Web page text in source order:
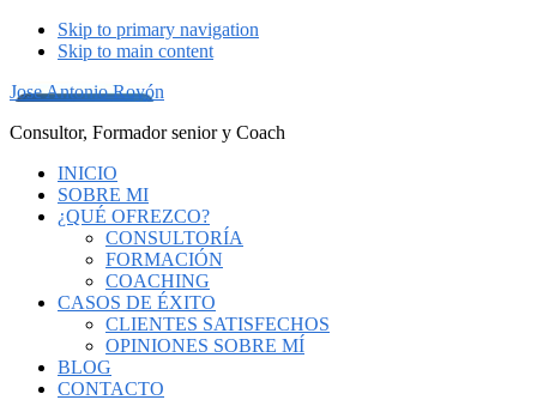
Skip to primary navigation
Skip to main content
Jose Antonio Royón
Consultor, Formador senior y Coach
INICIO
SOBRE MI
¿QUÉ OFREZCO?
CONSULTORÍA
FORMACIÓN
COACHING
CASOS DE ÉXITO
CLIENTES SATISFECHOS
OPINIONES SOBRE MÍ
BLOG
CONTACTO